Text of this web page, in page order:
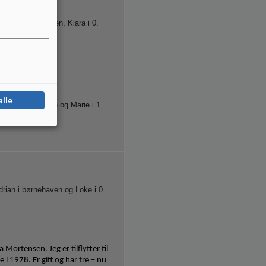
i børnehaven, Klara i 0.
i børnehaven og Marie i 1.
i børnehaven og Loke i 0.
Mortensen. Jeg er tilflytter til
i 1978. Er gift og har tre – nu